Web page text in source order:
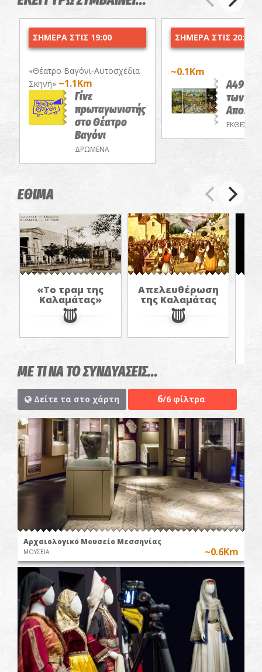
ΣΗΜΕΡΑ ΣΤΙΣ 19:00
«Θέατρο Βαγόνι-Αυτοσχέδια
Σκηνή» ~1.1Km
Γίνε
πρωταγωνιστής
στο Θέατρο
Βαγόνι
ΔΡΩΜΕΝΑ
ΣΗΜΕΡΑ ΣΤΙΣ 20:00
~0.1Km
Α49-Ο
των
ΕΚΘΕΣΕΙΣ
ΕΘΙΜΑ
«Το τραμ της
Καλαμάτας»
Απελευθέρωση
της Καλαμάτας
ΜΕ ΤΙ ΝΑ ΤΟ ΣΥΝΔΥΑΣΕΙΣ...
Δείτε τα στο χάρτη 6/6 φίλτρα
Αρχαιολογικό Μουσείο Μεσσηνίας
ΜΟΥΣΕΙΑ ~0.6Km